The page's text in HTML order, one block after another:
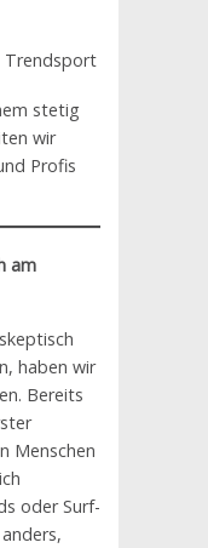
Trendsport
stetig
wir
Profis
am
haben wir
Bereits
Menschen
oder Surf-